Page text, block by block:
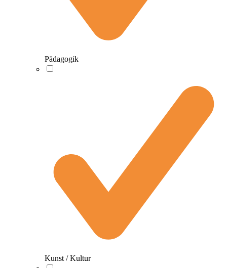
Pädagogik
Kunst / Kultur